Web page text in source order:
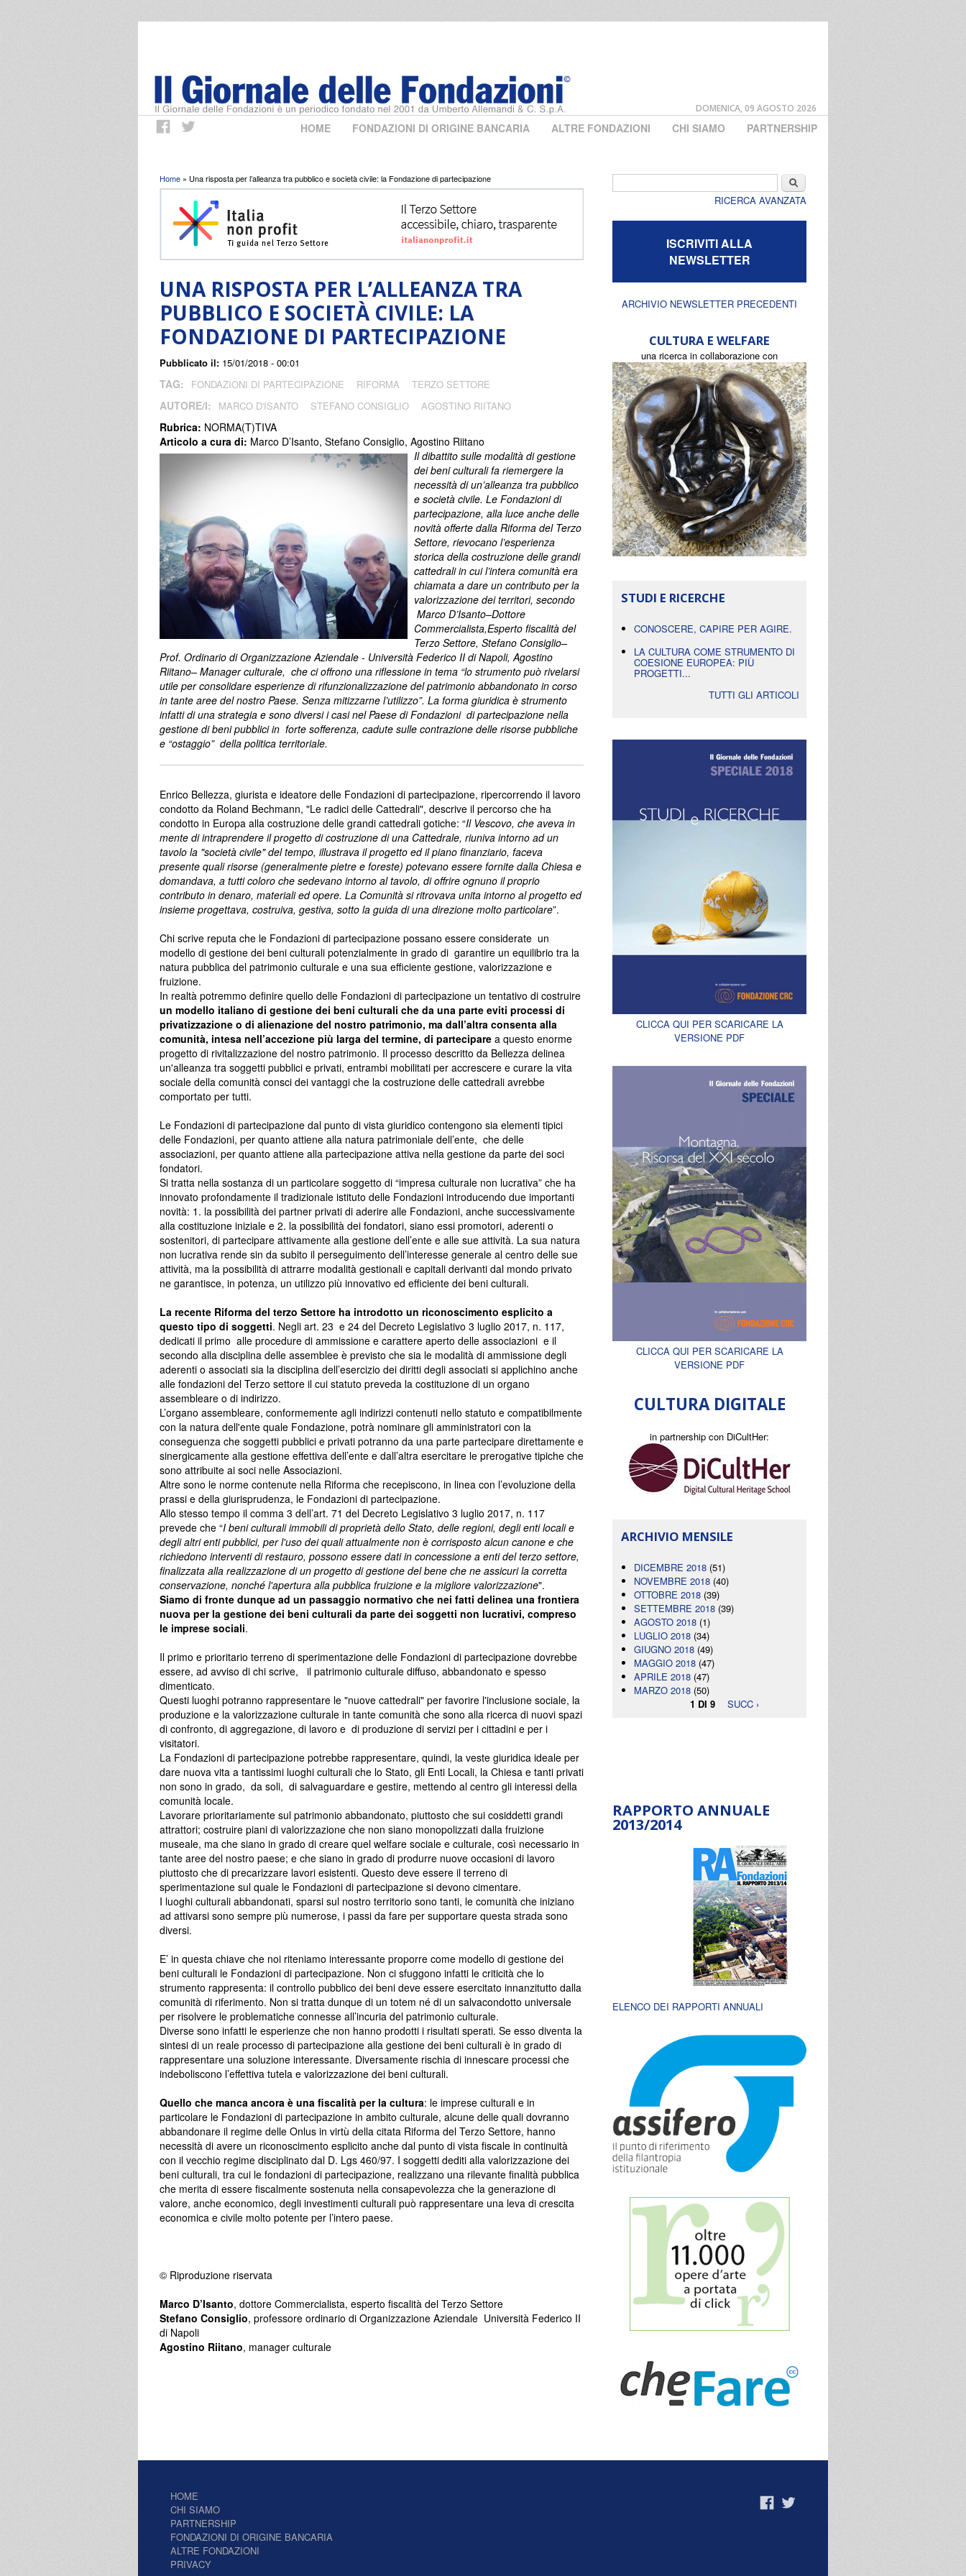
DOMENICA, 09 AGOSTO 2026
HOME FONDAZIONI DI ORIGINE BANCARIA ALTRE FONDAZIONI CHI SIAMO PARTNERSHIP
Tu sei qui
Home » Una risposta per l’alleanza tra pubblico e società civile: la Fondazione di partecipazione
UNA RISPOSTA PER L’ALLEANZA TRA
PUBBLICO E SOCIETÀ CIVILE: LA
FONDAZIONE DI PARTECIPAZIONE
Pubblicato il: 15/01/2018 - 00:01
TAG: FONDAZIONI DI PARTECIPAZIONE RIFORMA TERZO SETTORE
AUTORE/I: MARCO D'ISANTO STEFANO CONSIGLIO AGOSTINO RIITANO
Rubrica: NORMA(T)TIVA
Articolo a cura di: Marco D’Isanto, Stefano Consiglio, Agostino Riitano
Il dibattito sulle modalità di gestione
dei beni culturali fa riemergere la
necessità di un’alleanza tra pubblico
e società civile. Le Fondazioni di
partecipazione, alla luce anche delle
novità offerte dalla Riforma del Terzo
Settore, rievocano l’esperienza
storica della costruzione delle grandi
cattedrali in cui l’intera comunità era
chiamata a dare un contributo per la
valorizzazione deiterritori, secondo
Marco D’Isanto–Dottore
Commercialista,Esperto fiscalità del
Terzo Settore, Stefano Consiglio–
Prof. Ordinario di Organizzazione Aziendale - Università Federico II di Napoli, Agostino
Riitano– Manager culturale, che ci offrono una riflessione in tema “lo strumento può rivelarsi
utile per consolidare esperienze di rifunzionalizzazione del patrimonio abbandonato in corso
in tante aree del nostro Paese. Senza mitizzarne l’utilizzo”. La forma giuridica è strumento
infatti di una strategia e sono diversi i casi nel Paese di Fondazioni di partecipazione nella
gestione di beni pubblici in forte sofferenza, cadute sulle contrazione delle risorse pubbliche
e “ostaggio” della politica territoriale.
Enrico Bellezza, giurista e ideatore delle Fondazioni di partecipazione, ripercorrendo il lavoro
condotto da Roland Bechmann, "Le radici delle Cattedrali", descrive il percorso che ha
condotto in Europa alla costruzione delle grandi cattedrali gotiche: “Il Vescovo, che aveva in
mente di intraprendere il progetto di costruzione di una Cattedrale, riuniva intorno ad un
tavolo la "società civile" del tempo, illustrava il progetto ed il piano finanziario, faceva
presente quali risorse (generalmente pietre e foreste) potevano essere fornite dalla Chiesa e
domandava, a tutti coloro che sedevano intorno al tavolo, di offrire ognuno il proprio
contributo in denaro, materiali ed opere. La Comunità si ritrovava unita intorno al progetto ed
insieme progettava, costruiva, gestiva, sotto la guida di una direzione molto particolare”.
Chi scrive reputa che le Fondazioni di partecipazione possano essere considerate un
modello di gestione dei beni culturali potenzialmente in grado di garantire un equilibrio tra la
natura pubblica del patrimonio culturale e una sua efficiente gestione, valorizzazione e
fruizione.
In realtà potremmo definire quello delle Fondazioni di partecipazione un tentativo di costruire
un modello italiano di gestione dei beni culturali che da una parte eviti processi di
privatizzazione o di alienazione del nostro patrimonio, ma dall’altra consenta alla
comunità, intesa nell’accezione più larga del termine, di partecipare a questo enorme
progetto di rivitalizzazione del nostro patrimonio. Il processo descritto da Bellezza delinea
un'alleanza tra soggetti pubblici e privati, entrambi mobilitati per accrescere e curare la vita
sociale della comunità consci dei vantaggi che la costruzione delle cattedrali avrebbe
comportato per tutti.
Le Fondazioni di partecipazione dal punto di vista giuridico contengono sia elementi tipici
delle Fondazioni, per quanto attiene alla natura patrimoniale dell’ente, che delle
associazioni, per quanto attiene alla partecipazione attiva nella gestione da parte dei soci
fondatori.
Si tratta nella sostanza di un particolare soggetto di “impresa culturale non lucrativa” che ha
innovato profondamente il tradizionale istituto delle Fondazioni introducendo due importanti
novità: 1. la possibilità dei partner privati di aderire alle Fondazioni, anche successivamente
alla costituzione iniziale e 2. la possibilità dei fondatori, siano essi promotori, aderenti o
sostenitori, di partecipare attivamente alla gestione dell’ente e alle sue attività. La sua natura
non lucrativa rende sin da subito il perseguimento dell’interesse generale al centro delle sue
attività, ma la possibilità di attrarre modalità gestionali e capitali derivanti dal mondo privato
ne garantisce, in potenza, un utilizzo più innovativo ed efficiente dei beni culturali.
La recente Riforma del terzo Settore ha introdotto un riconoscimento esplicito a
questo tipo di soggetti. Negli art. 23 e 24 del Decreto Legislativo 3 luglio 2017, n. 117,
dedicati il primo alle procedure di ammissione e carattere aperto delle associazioni e il
secondo alla disciplina delle assemblee è previsto che sia le modalità di ammissione degli
aderenti o associati sia la disciplina dell’esercizio dei diritti degli associati si applichino anche
alle fondazioni del Terzo settore il cui statuto preveda la costituzione di un organo
assembleare o di indirizzo.
L’organo assembleare, conformemente agli indirizzi contenuti nello statuto e compatibilmente
con la natura dell'ente quale Fondazione, potrà nominare gli amministratori con la
conseguenza che soggetti pubblici e privati potranno da una parte partecipare direttamente e
sinergicamente alla gestione effettiva dell’ente e dall’altra esercitare le prerogative tipiche che
sono attribuite ai soci nelle Associazioni.
Altre sono le norme contenute nella Riforma che recepiscono, in linea con l’evoluzione della
prassi e della giurisprudenza, le Fondazioni di partecipazione.
Allo stesso tempo il comma 3 dell’art. 71 del Decreto Legislativo 3 luglio 2017, n. 117
prevede che “I beni culturali immobili di proprietà dello Stato, delle regioni, degli enti locali e
degli altri enti pubblici, per l'uso dei quali attualmente non è corrisposto alcun canone e che
richiedono interventi di restauro, possono essere dati in concessione a enti del terzo settore,
finalizzata alla realizzazione di un progetto di gestione del bene che ne assicuri la corretta
conservazione, nonché l'apertura alla pubblica fruizione e la migliore valorizzazione".
Siamo di fronte dunque ad un passaggio normativo che nei fatti delinea una frontiera
nuova per la gestione dei beni culturali da parte dei soggetti non lucrativi, compreso
le imprese sociali.
Il primo e prioritario terreno di sperimentazione delle Fondazioni di partecipazione dovrebbe
essere, ad avviso di chi scrive, il patrimonio culturale diffuso, abbandonato e spesso
dimenticato.
Questi luoghi potranno rappresentare le "nuove cattedrali" per favorire l'inclusione sociale, la
produzione e la valorizzazione culturale in tante comunità che sono alla ricerca di nuovi spazi
di confronto, di aggregazione, di lavoro e di produzione di servizi per i cittadini e per i
visitatori.
La Fondazioni di partecipazione potrebbe rappresentare, quindi, la veste giuridica ideale per
dare nuova vita a tantissimi luoghi culturali che lo Stato, gli Enti Locali, la Chiesa e tanti privati
non sono in grado, da soli, di salvaguardare e gestire, mettendo al centro gli interessi della
comunità locale.
Lavorare prioritariamente sul patrimonio abbandonato, piuttosto che sui cosiddetti grandi
attrattori; costruire piani di valorizzazione che non siano monopolizzati dalla fruizione
museale, ma che siano in grado di creare quel welfare sociale e culturale, così necessario in
tante aree del nostro paese; e che siano in grado di produrre nuove occasioni di lavoro
piuttosto che di precarizzare lavori esistenti. Questo deve essere il terreno di
sperimentazione sul quale le Fondazioni di partecipazione si devono cimentare.
I luoghi culturali abbandonati, sparsi sul nostro territorio sono tanti, le comunità che iniziano
ad attivarsi sono sempre più numerose, i passi da fare per supportare questa strada sono
diversi.
E’ in questa chiave che noi riteniamo interessante proporre come modello di gestione dei
beni culturali le Fondazioni di partecipazione. Non ci sfuggono infatti le criticità che lo
strumento rappresenta: il controllo pubblico dei beni deve essere esercitato innanzitutto dalla
comunità di riferimento. Non si tratta dunque di un totem né di un salvacondotto universale
per risolvere le problematiche connesse all’incuria del patrimonio culturale.
Diverse sono infatti le esperienze che non hanno prodotti i risultati sperati. Se esso diventa la
sintesi di un reale processo di partecipazione alla gestione dei beni culturali è in grado di
rappresentare una soluzione interessante. Diversamente rischia di innescare processi che
indeboliscono l’effettiva tutela e valorizzazione dei beni culturali.
Quello che manca ancora è una fiscalità per la cultura: le imprese culturali e in
particolare le Fondazioni di partecipazione in ambito culturale, alcune delle quali dovranno
abbandonare il regime delle Onlus in virtù della citata Riforma del Terzo Settore, hanno
necessità di avere un riconoscimento esplicito anche dal punto di vista fiscale in continuità
con il vecchio regime disciplinato dal D. Lgs 460/97. I soggetti dediti alla valorizzazione dei
beni culturali, tra cui le fondazioni di partecipazione, realizzano una rilevante finalità pubblica
che merita di essere fiscalmente sostenuta nella consapevolezza che la generazione di
valore, anche economico, degli investimenti culturali può rappresentare una leva di crescita
economica e civile molto potente per l’intero paese.
© Riproduzione riservata
Marco D’Isanto, dottore Commercialista, esperto fiscalità del Terzo Settore
Stefano Consiglio, professore ordinario di Organizzazione Aziendale Università Federico II
di Napoli
Agostino Riitano, manager culturale
Cerca
RICERCA AVANZATA
ISCRIVITI ALLA
NEWSLETTER
ARCHIVIO NEWSLETTER PRECEDENTI
CULTURA E WELFARE
una ricerca in collaborazione con
STUDI E RICERCHE
CONOSCERE, CAPIRE PER AGIRE.
LA CULTURA COME STRUMENTO DI
COESIONE EUROPEA: PIÙ
PROGETTI...
TUTTI GLI ARTICOLI
CLICCA QUI PER SCARICARE LA
VERSIONE PDF
CLICCA QUI PER SCARICARE LA
VERSIONE PDF
CULTURA DIGITALE
in partnership con DiCultHer:
ARCHIVIO MENSILE
DICEMBRE 2018 (51)
NOVEMBRE 2018 (40)
OTTOBRE 2018 (39)
SETTEMBRE 2018 (39)
AGOSTO 2018 (1)
LUGLIO 2018 (34)
GIUGNO 2018 (49)
MAGGIO 2018 (47)
APRILE 2018 (47)
MARZO 2018 (50)
1 DI 9
SUCC ›
RAPPORTO ANNUALE
2013/2014
ELENCO DEI RAPPORTI ANNUALI
HOME
CHI SIAMO
PARTNERSHIP
FONDAZIONI DI ORIGINE BANCARIA
ALTRE FONDAZIONI
PRIVACY